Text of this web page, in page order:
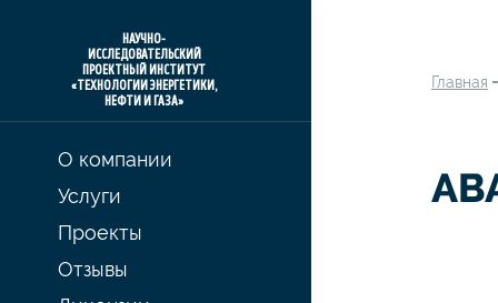
НАУЧНО-
ИССЛЕДОВАТЕЛЬСКИЙ
ПРОЕКТНЫЙ ИНСТИТУТ
«ТЕХНОЛОГИИ ЭНЕРГЕТИКИ,
НЕФТИ И ГАЗА»
О компании
Услуги
Проекты
Отзывы
Главная